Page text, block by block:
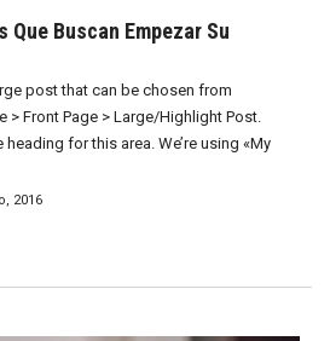
Que Buscan Empezar Su
post that can be chosen from
> Front Page > Large/Highlight Post.
for this area. We’re using «My
2016